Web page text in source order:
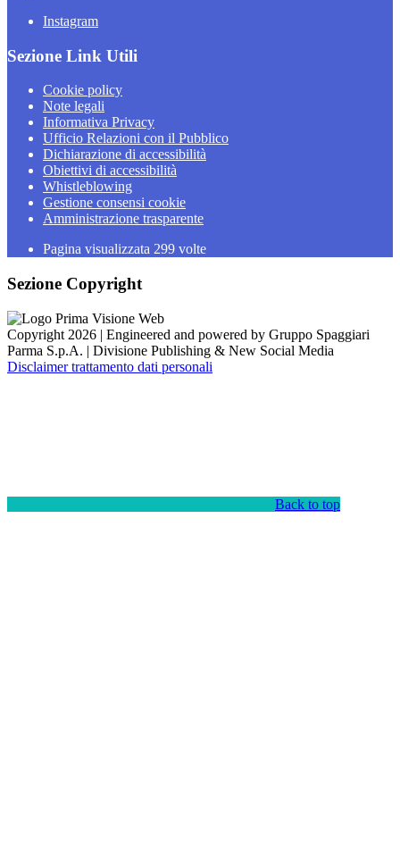
Instagram
Sezione Link Utili
Cookie policy
Note legali
Informativa Privacy
Ufficio Relazioni con il Pubblico
Dichiarazione di accessibilità
Obiettivi di accessibilità
Whistleblowing
Gestione consensi cookie
Amministrazione trasparente
Pagina visualizzata 299 volte
Sezione Copyright
Copyright 2026 | Engineered and powered by Gruppo Spaggiari
Parma S.p.A. | Divisione Publishing & New Social Media
Disclaimer trattamento dati personali
Back to top